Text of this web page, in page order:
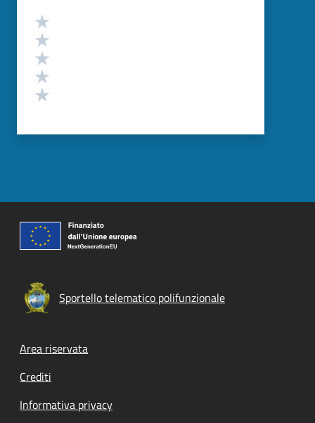
Valutazione
Sportello telematico polifunzionale
Footer menu
Area riservata
Crediti
Informativa privacy